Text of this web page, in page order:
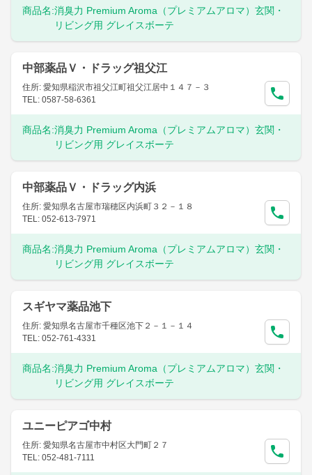
商品名:消臭力 Premium Aroma（プレミアムアロマ）玄関・
リビング用 グレイスボーテ
中部薬品Ｖ・ドラッグ祖父江
住所: 愛知県稲沢市祖父江町祖父江居中１４７－３
TEL: 0587-58-6361
商品名:消臭力 Premium Aroma（プレミアムアロマ）玄関・
リビング用 グレイスボーテ
中部薬品Ｖ・ドラッグ内浜
住所: 愛知県名古屋市瑞穂区内浜町３２－１８
TEL: 052-613-7971
商品名:消臭力 Premium Aroma（プレミアムアロマ）玄関・
リビング用 グレイスボーテ
スギヤマ薬品池下
住所: 愛知県名古屋市千種区池下２－１－１４
TEL: 052-761-4331
商品名:消臭力 Premium Aroma（プレミアムアロマ）玄関・
リビング用 グレイスボーテ
ユニーピアゴ中村
住所: 愛知県名古屋市中村区大門町２７
TEL: 052-481-7111